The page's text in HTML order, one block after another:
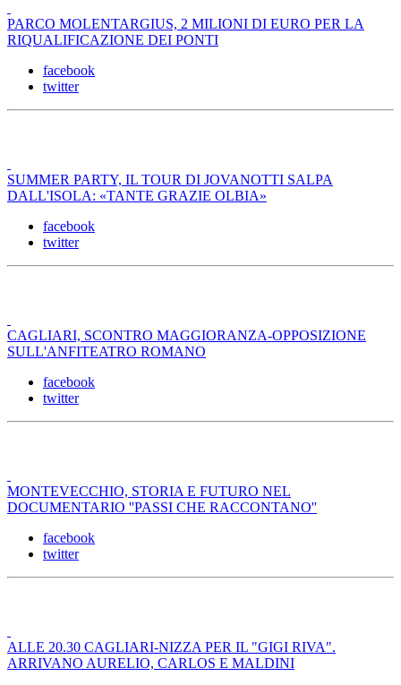
PARCO MOLENTARGIUS, 2 MILIONI DI EURO PER LA
RIQUALIFICAZIONE DEI PONTI
facebook
twitter
SUMMER PARTY, IL TOUR DI JOVANOTTI SALPA
DALL'ISOLA: «TANTE GRAZIE OLBIA»
facebook
twitter
CAGLIARI, SCONTRO MAGGIORANZA-OPPOSIZIONE
SULL'ANFITEATRO ROMANO
facebook
twitter
MONTEVECCHIO, STORIA E FUTURO NEL
DOCUMENTARIO ''PASSI CHE RACCONTANO''
facebook
twitter
ALLE 20.30 CAGLIARI-NIZZA PER IL "GIGI RIVA".
ARRIVANO AURELIO, CARLOS E MALDINI